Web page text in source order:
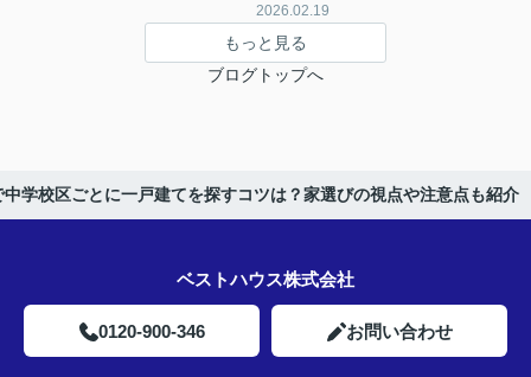
2026.02.19
もっと見る
ブログトップへ
中学校区ごとに一戸建てを探すコツは？家選びの視点や注意点も紹介
ベストハウス株式会社
0120-900-346 お問い合わせ